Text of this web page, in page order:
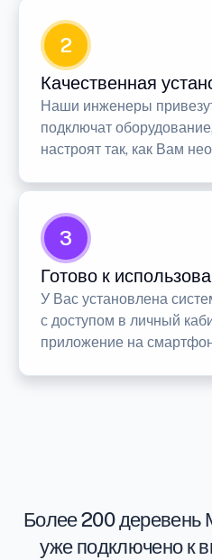
2
Качественная
Наши инженеры
подключат
настроят так, как Вам
3
Готово к
У Вас установлена
с доступом в личный
приложение на
Более 200 деревень
уже подключено к